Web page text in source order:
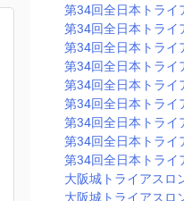
第34回全日本トライ
第34回全日本トライ
第34回全日本トライ
第34回全日本トライ
第34回全日本トライ
第34回全日本トライ
第34回全日本トライ
第34回全日本トライ
第34回全日本トライ
大阪城トライアスロ
大阪城トライアスロ